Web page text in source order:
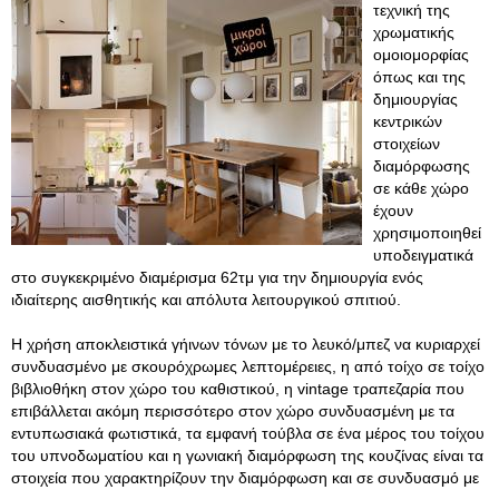
τεχνική της
χρωματικής
ομοιομορφίας
όπως και της
δημιουργίας
κεντρικών
στοιχείων
διαμόρφωσης
σε κάθε χώρο
έχουν
χρησιμοποιηθεί
υποδειγματικά
στο συγκεκριμένο διαμέρισμα 62τμ για την δημιουργία ενός
ιδιαίτερης αισθητικής και απόλυτα λειτουργικού σπιτιού.
Η χρήση αποκλειστικά γήινων τόνων με το λευκό/μπεζ να κυριαρχεί
συνδυασμένο με σκουρόχρωμες λεπτομέρειες, η από τοίχο σε τοίχο
βιβλιοθήκη στον χώρο του καθιστικού, η vintage τραπεζαρία που
επιβάλλεται ακόμη περισσότερο στον χώρο συνδυασμένη με τα
εντυπωσιακά φωτιστικά, τα εμφανή τούβλα σε ένα μέρος του τοίχου
του υπνοδωματίου και η γωνιακή διαμόρφωση της κουζίνας είναι τα
στοιχεία που χαρακτηρίζουν την διαμόρφωση και σε συνδυασμό με